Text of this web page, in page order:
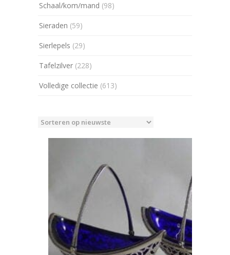
Schaal/kom/mand (98)
Sieraden (59)
Sierlepels (29)
Tafelzilver (228)
Volledige collectie (613)